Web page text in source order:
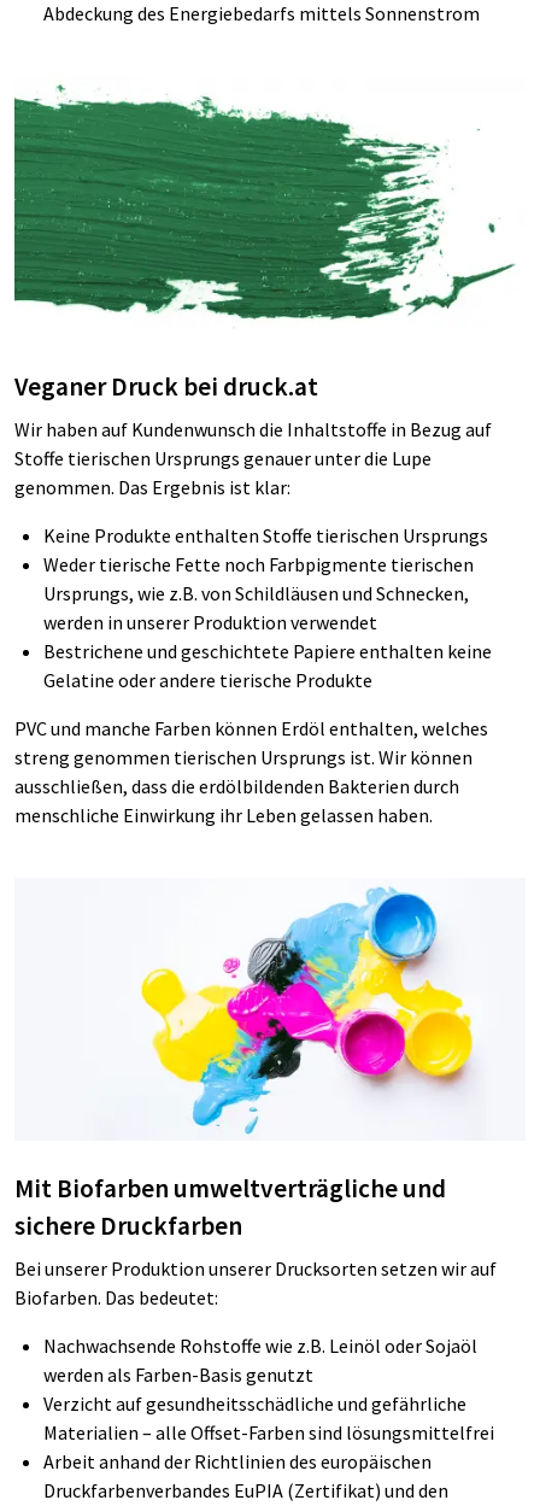
Abdeckung des Energiebedarfs mittels Sonnenstrom
Veganer Druck bei druck.at
Wir haben auf Kundenwunsch die Inhaltstoffe in Bezug auf
Stoffe tierischen Ursprungs genauer unter die Lupe
genommen. Das Ergebnis ist klar:
Keine Produkte enthalten Stoffe tierischen Ursprungs
Weder tierische Fette noch Farbpigmente tierischen
Ursprungs, wie z.B. von Schildläusen und Schnecken,
werden in unserer Produktion verwendet
Bestrichene und geschichtete Papiere enthalten keine
Gelatine oder andere tierische Produkte
PVC und manche Farben können Erdöl enthalten, welches
streng genommen tierischen Ursprungs ist. Wir können
ausschließen, dass die erdölbildenden Bakterien durch
menschliche Einwirkung ihr Leben gelassen haben.
Mit Biofarben umweltverträgliche und
sichere Druckfarben
Beiunserer Produktion unserer Drucksorten setzen wir auf
Biofarben. Das bedeutet:
Nachwachsende Rohstoffe wie z.B. Leinöl oder Sojaöl
werden als Farben-Basis genutzt
Verzicht auf gesundheitsschädliche und gefährliche
Materialien – alle Offset-Farben sind lösungsmittelfrei
Arbeit anhand der Richtlinien des europäischen
Druckfarbenverbandes EuPIA (Zertifikat) und den